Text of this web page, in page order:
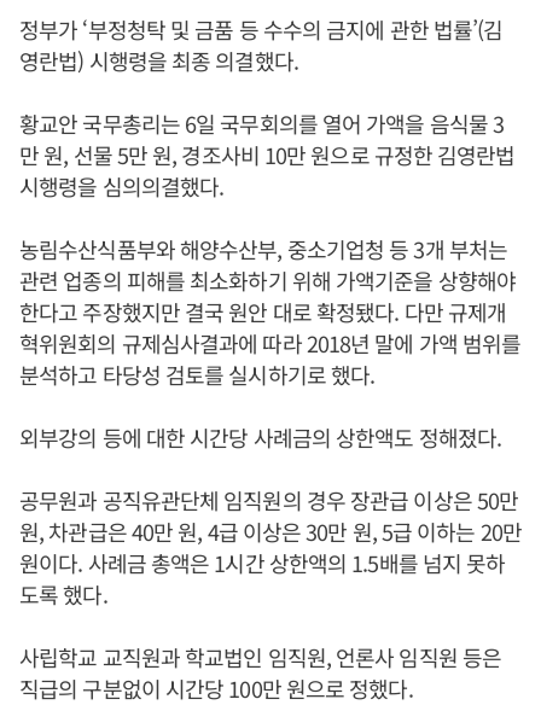
정부가 ‘부정청탁 및 금품 등 수수의 금지에 관한 법률’(김
영란법) 시행령을 최종 의결했다.
황교안 국무총리는 6일 국무회의를 열어 가액을 음식물 3
만 원, 선물 5만 원, 경조사비 10만 원으로 규정한 김영란법
시행령을 심의의결했다.
농림수산식품부와 해양수산부, 중소기업청 등 3개 부처는
관련 업종의 피해를 최소화하기 위해 가액기준을 상향해야
한다고 주장했지만 결국 원안 대로 확정됐다. 다만 규제개
혁위원회의 규제심사결과에 따라 2018년 말에 가액 범위를
분석하고 타당성 검토를 실시하기로 했다.
외부강의 등에 대한 시간당 사례금의 상한액도 정해졌다.
공무원과 공직유관단체 임직원의 경우 장관급 이상은 50만
원, 차관급은 40만 원, 4급 이상은 30만 원, 5급 이하는 20만
원이다. 사례금 총액은 1시간 상한액의 1.5배를 넘지 못하
도록 했다.
사립학교 교직원과 학교법인 임직원, 언론사 임직원 등은
직급의 구분없이 시간당 100만 원으로 정했다.